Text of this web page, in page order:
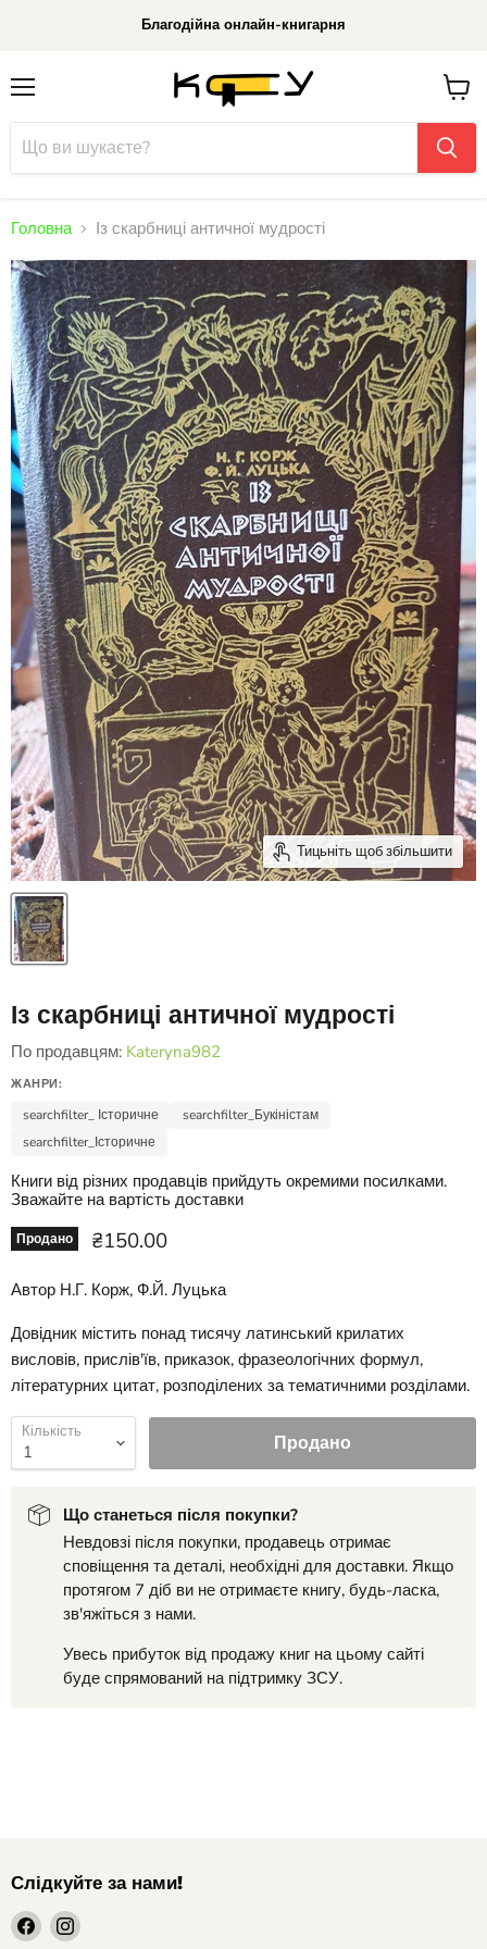
Благодійна онлайн-книгарня
До
Головна Із скарбниці античної мудрості
Тицьніть щоб збільшити
Із скарбниці античної мудрості
По продавцям: Kateryna982
ЖАНРИ:
searchfilter_ Історичне
searchfilter_Букіністам
searchfilter_Історичне
Книги від різних продавців прийдуть окремими посилками.
Зважайте на вартість доставки
Продано Ціна зараз
₴150.00
Автор Н.Г. Корж, Ф.Й. Луцька
Довідник містить понад тисячу латинський крилатих
висловів, прислів'їв, приказок, фразеологічних формул,
літературних цитат, розподілених за тематичними розділами.
Кількість Продано
Що станеться після покупки?
Невдовзі після покупки, продавець отримає
сповіщення та деталі, необхідні для доставки. Якщо
протягом 7 діб ви не отримаєте книгу, будь-ласка,
зв'яжіться з нами.
Увесь прибуток від продажу книг на цьому сайті
буде спрямований на підтримку ЗСУ.
Слідкуйте за нами!
шукайтешукайте